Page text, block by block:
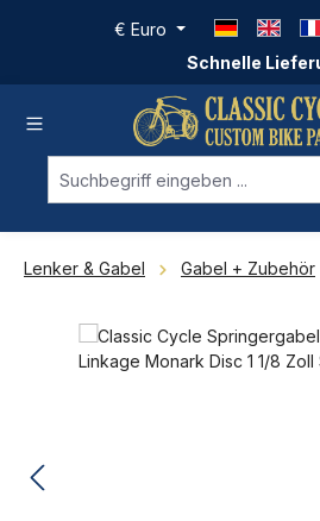
Zum Hauptinhalt springen
Schnelle
€ Euro
Lenker & Gabel Gabel + Zubehör
Bildergalerie überspringen